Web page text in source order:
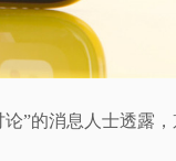
”的消息人士透露